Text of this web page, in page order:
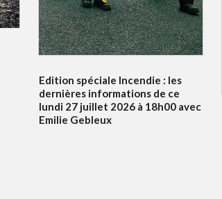
Edition spéciale Incendie : les
dernières informations de ce
lundi 27 juillet 2026 à 18h00 avec
Emilie Gebleux